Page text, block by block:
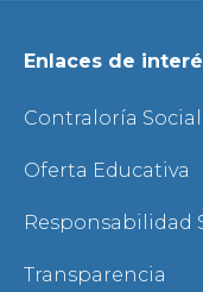
Enlaces de
Contraloría Social
Oferta Educativa
Responsabilidad
Transparencia